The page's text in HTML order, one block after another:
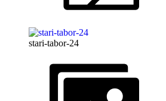
stari-tabor-24